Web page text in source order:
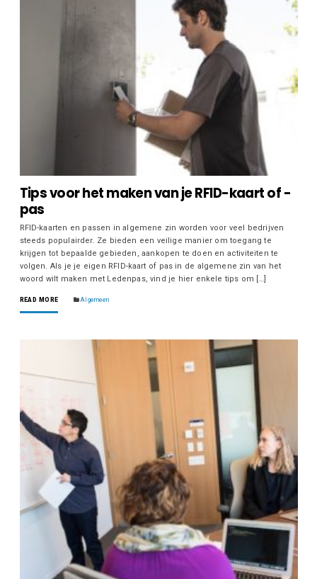
Tips voor het maken van je RFID-kaart of -
pas
RFID-kaarten en passen in algemene zin worden voor veel bedrijven
steeds populairder. Ze bieden een veilige manier om toegang te
krijgen tot bepaalde gebieden, aankopen te doen en activiteiten te
volgen. Als je je eigen RFID-kaart of pas in de algemene zin van het
woord wilt maken met Ledenpas, vind je hier enkele tips om […]
READ MORE Algemeen